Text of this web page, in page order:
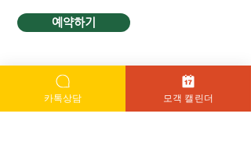
예약하기
문의하기
카톡상담 모객 캘린더